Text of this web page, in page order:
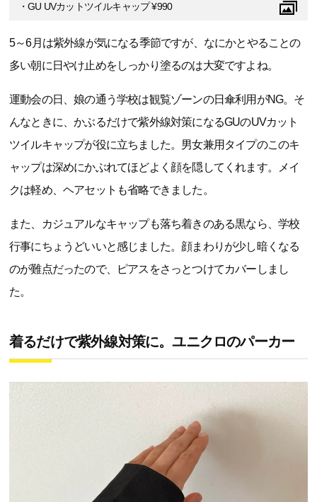
・GU UVカットツイルキャップ ¥990
5～6月は紫外線が気になる季節ですが、なにかとやることの
多い朝に日やけ止めをしっかり塗るのは大変ですよね。
運動会の日、娘の通う学校は観覧ゾーンの日傘利用がNG。そ
んなときに、かぶるだけで紫外線対策になるGUのUVカット
ツイルキャップが役に立ちました。男女兼用タイプのこのキ
ャップは深めにかぶれてほどよく顔を隠してくれます。メイ
クは軽め、ヘアセットも省略できました。
また、カジュアルなキャップも落ち着きのある黒なら、学校
行事にちょうどいいと感じました。顔まわりが少し暗くなる
のが難点だったので、ピアスをさっとつけてカバーしまし
た。
着るだけで紫外線対策に。ユニクロのパーカー